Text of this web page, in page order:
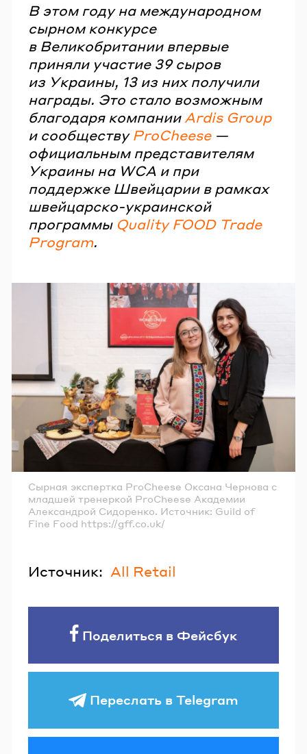
В этом году на международном
сырном конкурсе
в Великобритании впервые
приняли участие 39 сыров
из Украины, 13 из них получили
награды. Это стало возможным
благодаря компанииArdis Group
и сообществуProCheese—
официальным представителям
Украины на WCA и при
поддержке Швейцарии в рамках
швейцарско-украинской
программы Quality FOOD Trade
Program.
Сырная экспертка ProCheese Оксана Чернова с
младшей тренеркой ProCheese Академии
Александрой Сидоренко. Источник: Guild of
Fine Food https://gff.co.uk/
Источник: All Retail
Поделиться в Фейсбук
Переслать в Telegram